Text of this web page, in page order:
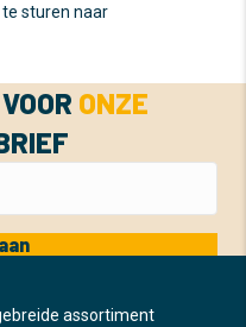
sturen naar
ONZE
assortiment